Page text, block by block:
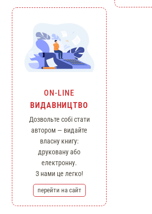
ON-LINE
ВИДАВНИЦТВО
Дозвольте собі стати
автором — видайте
власну книгу:
друковану або
електронну.
З нами це легко!
перейти на сайт